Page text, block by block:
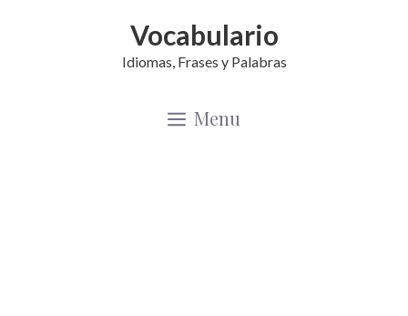
Vocabulario
Idiomas, Frases y Palabras
Menu